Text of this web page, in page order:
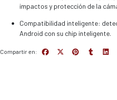
impactos y protección de la
Compatibilidad inteligente:
Android con su chip inteligente.
Compartir en: